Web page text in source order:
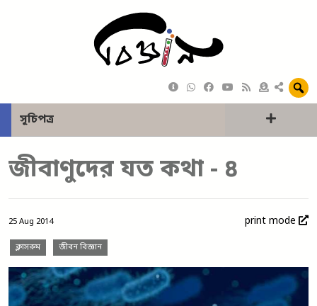
সূচিপত্র
জীবাণুদের যত কথা - ৪
25 Aug 2014 print mode
ক্লাসরুম জীবন বিজ্ঞান